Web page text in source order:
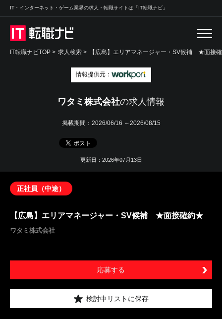
IT・インターネット・ゲーム業界の求人・転職サイトは「IT転職ナビ」
IT転職ナビTOP > 求人検索 > 【広島】エリアマネージャー・SV候補 ★面接
情報提供元：
ワタミ株式会社の求人情報
掲載期間： 2026/06/16 ～2026/08/15
更新日：2026年07月13日
正社員（中途）
【広島】エリアマネージャー・SV候補 ★面接確約★
ワタミ株式会社
応募する
検討中リストに保存